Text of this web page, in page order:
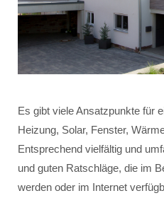
Es gibt viele Ansatzpunkte für
Heizung, Solar, Fenster,
Entsprechend vielfältig und
und guten Ratschläge, die im
werden oder im Internet